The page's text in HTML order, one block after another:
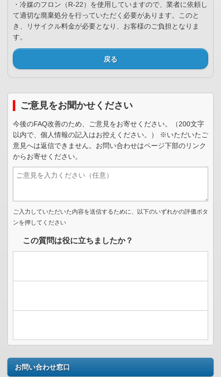
・冷媒のフロン（R-22）を使用していますので、業者に依頼し
て適切な廃棄処分を行っていただく必要があります。このと
き、リサイクル料金が必要となり、お客様のご負担となりま
す。
戻る
ご意見をお聞かせください
今後のFAQ改善のため、ご意見をお寄せください。（200文字
以内で、個人情報の記入はお控えください。） ※いただいたご
意見へは返信できません。お問い合わせはページ下部のリンク
からお寄せください。
ご入力していただいた内容を送信するために、以下のいずれかの評価ボタ
ンを押してください
この質問は役に立ちましたか？
お問い合わせ窓口